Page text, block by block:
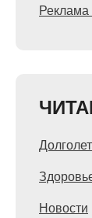
Реклама
Новости